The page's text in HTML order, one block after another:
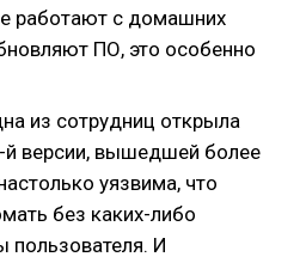
работают с домашних
ПО, это особенно
из сотрудниц открыла
й версии, вышедшей более
уязвима, что
без каких-либо
пользователя. И